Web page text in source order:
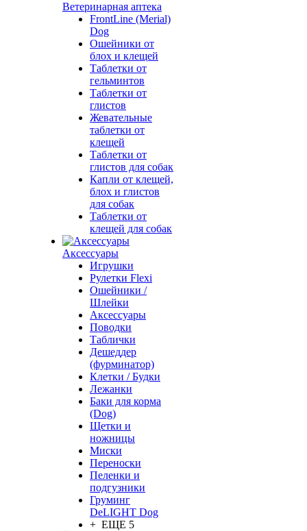
Ветеринарная аптека
FrontLine (Merial)
Dog
Ошейники от
блох и клещей
Таблетки от
гельминтов
Таблетки от
глистов
Жевательные
таблетки от
клещей
Таблетки от
глистов для собак
Капли от клещей,
блох и глистов
для собак
Таблетки от
клещей для собак
Аксессуары
Игрушки
Рулетки Flexi
Ошейники /
Шлейки
Аксессуары
Поводки
Таблички
Дешеддер
(фурминатор)
Клетки / Будки
Лежанки
Баки для корма
(Dog)
Щетки и
ножницы
Миски
Переноски
Пеленки и
подгузники
Груминг
DeLIGHT Dog
+ ЕЩЕ 5